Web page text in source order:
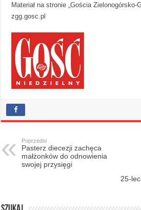
Materiał na stronie „Gościa Zielonogórsko-
zgg.gosc.pl
Poprzedni
Pasterz diecezji zachęca
małżonków do odnowienia
swojej przysięgi
25-